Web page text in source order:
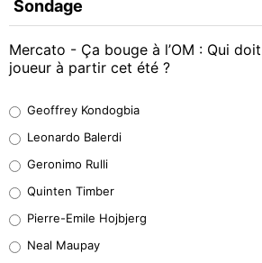
Sondage
Mercato - Ça bouge à l’OM : Qui
joueur à partir cet été ?
37%
32%
5%
Geoffrey Kondogbia
Leonardo Balerdi
Geronimo Rulli
Quinten Timber
Pierre-Emile Hojbjerg
Neal Maupay